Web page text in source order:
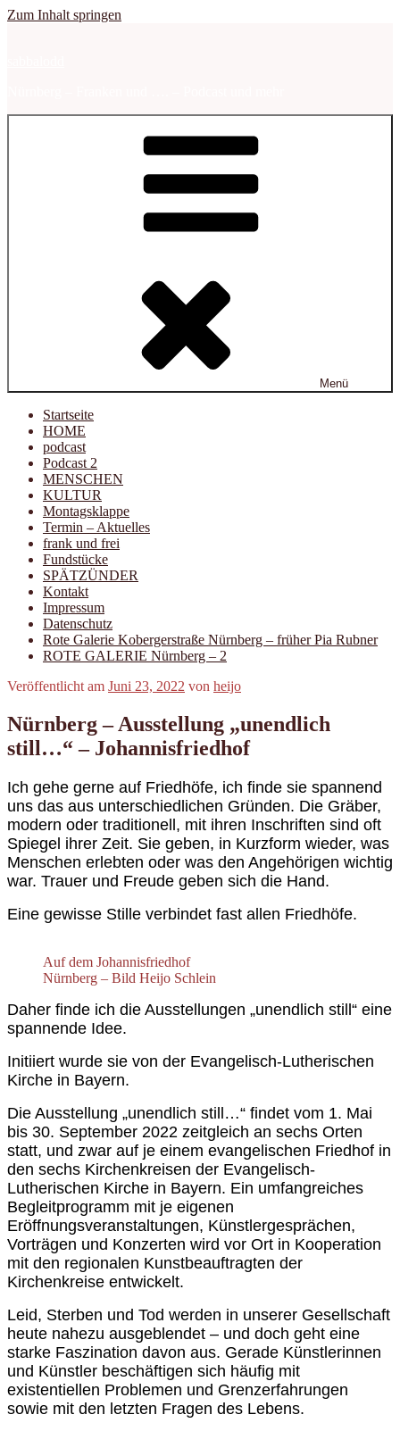
Zum Inhalt springen
Menü
Startseite
HOME
podcast
Podcast 2
MENSCHEN
KULTUR
Montagsklappe
Termin – Aktuelles
frank und frei
Fundstücke
SPÄTZÜNDER
Kontakt
Impressum
Datenschutz
Rote Galerie Kobergerstraße Nürnberg – früher Pia Rubner
ROTE GALERIE Nürnberg – 2
Veröffentlicht am Juni 23, 2022 von heijo
Nürnberg – Ausstellung „unendlich
still…“ – Johannisfriedhof
Ich gehe gerne auf Friedhöfe, ich finde sie spannend
uns das aus unterschiedlichen Gründen. Die Gräber,
modern oder traditionell, mit ihren Inschriften sind oft
Spiegel ihrer Zeit. Sie geben, in Kurzform wieder, was
Menschen erlebten oder was den Angehörigen wichtig
war. Trauer und Freude geben sich die Hand.
Eine gewisse Stille verbindet fast allen Friedhöfe.
Auf dem Johannisfriedhof
Nürnberg – Bild Heijo Schlein
Daher finde ich die Ausstellungen „unendlich still“ eine
spannende Idee.
Initiiert wurde sie von der Evangelisch-Lutherischen
Kirche in Bayern.
Die Ausstellung „unendlich still…“ findet vom 1. Mai
bis 30. September 2022 zeitgleich an sechs Orten
statt, und zwar auf je einem evangelischen Friedhof in
den sechs Kirchenkreisen der Evangelisch-
Lutherischen Kirche in Bayern. Ein umfangreiches
Begleitprogramm mit je eigenen
Eröffnungsveranstaltungen, Künstlergesprächen,
Vorträgen und Konzerten wird vor Ort in Kooperation
mit den regionalen Kunstbeauftragten der
Kirchenkreise entwickelt.
Leid, Sterben und Tod werden in unserer Gesellschaft
heute nahezu ausgeblendet – und doch geht eine
starke Faszination davon aus. Gerade Künstlerinnen
und Künstler beschäftigen sich häufig mit
existentiellen Problemen und Grenzerfahrungen
sowie mit den letzten Fragen des Lebens.